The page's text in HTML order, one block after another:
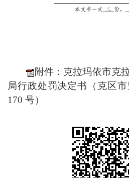
附件：克拉玛依市克
局行政处罚决定书（克区市
170 号）